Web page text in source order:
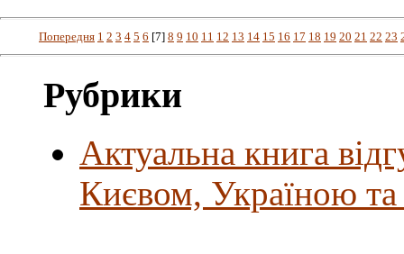
Попередня 1 2 3 4 5 6 [7] 8 9 10 11 12 13 14 15 16 17 18 19 20 21 22 23
Рубрики
Актуальна книга
Києвом, Україною та